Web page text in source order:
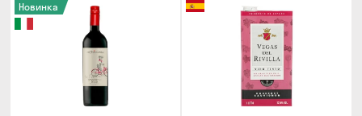
Новинка